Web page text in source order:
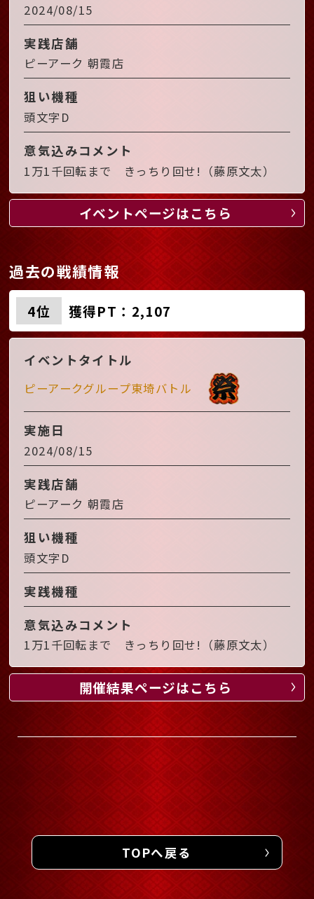
2024/08/15
実践店舗
ピーアーク 朝霞店
狙い機種
頭文字D
意気込みコメント
1万1千回転まで きっちり回せ!（藤原文太）
イベントページはこちら
過去の戦績情報
4位 獲得PT：2,107
イベントタイトル
ピーアークグループ東埼バトル
実施日
2024/08/15
実践店舗
ピーアーク 朝霞店
狙い機種
頭文字D
実践機種
意気込みコメント
1万1千回転まで きっちり回せ!（藤原文太）
開催結果ページはこちら
TOPへ戻る